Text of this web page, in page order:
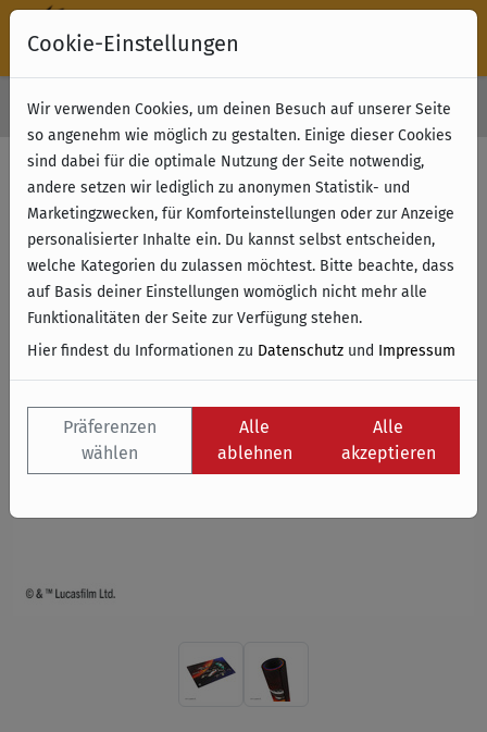
Kostenloser Versand & Retoure ab 49 € (innerhalb Deutschlands)
Cookie-Einstellungen
Wir verwenden Cookies, um deinen Besuch auf unserer Seite
so angenehm wie möglich zu gestalten. Einige dieser Cookies
sind dabei für die optimale Nutzung der Seite notwendig,
andere setzen wir lediglich zu anonymen Statistik- und
Marketingzwecken, für Komforteinstellungen oder zur Anzeige
personalisierter Inhalte ein. Du kannst selbst entscheiden,
welche Kategorien du zulassen möchtest. Bitte beachte, dass
auf Basis deiner Einstellungen womöglich nicht mehr alle
Funktionalitäten der Seite zur Verfügung stehen.
Hier findest du Informationen zu Datenschutz und Impressum
Präferenzen
wählen
Alle
ablehnen
Alle
akzeptieren